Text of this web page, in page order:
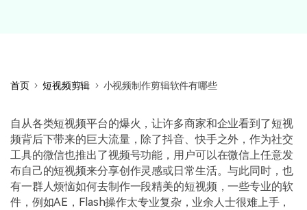
首页 短视频剪辑 小视频制作剪辑软件有哪些
自从各类短视频平台的爆火，让许多商家和企业看到了短视
频背后下带来的巨大流量，除了抖音、快手之外，作为社交
工具的微信也推出了视频号功能，用户可以在微信上任意发
布自己的短视频来分享创作灵感或日常生活。与此同时，也
有一群人烦恼如何去制作一段精美的短视频，一些专业的软
件，例如AE，Flash操作太专业复杂，业余人士很难上手，